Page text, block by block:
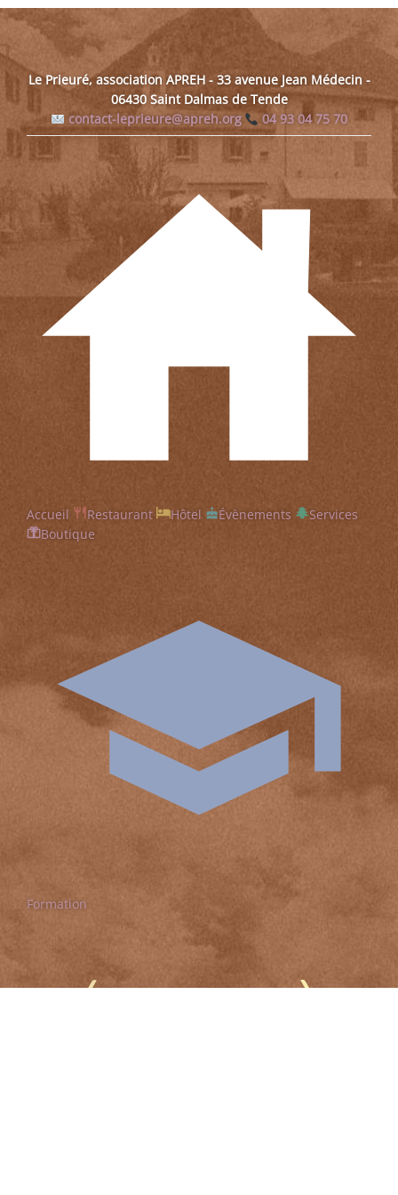
page
du
produit
Le Prieuré, association APREH - 33 avenue Jean Médecin -
06430 Saint Dalmas de Tende
contact-leprieure@apreh.org
04 93 04 75 70
Accueil Restaurant Hôtel Évènements
Services
Boutique
Formation